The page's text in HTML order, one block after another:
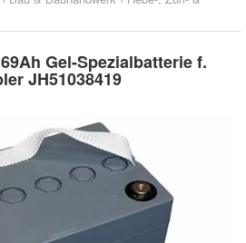
Gel-Spezialbatterie f.
JH51038419